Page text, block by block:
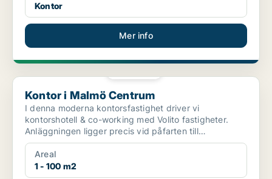
Kontor
Mer info
Kontor i Malmö Centrum
Kontor i Malmö Centrum
I denna moderna kontorsfastighet driver vi
kontorshotell & co-working med Volito fastigheter.
Anläggningen ligger precis vid påfarten till
motorvägen bakom M...
Areal
1 - 100 m2